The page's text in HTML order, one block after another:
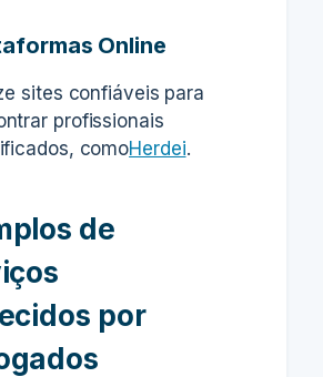
Online
sites confiáveis para
profissionais
comoHerdei.
de
por